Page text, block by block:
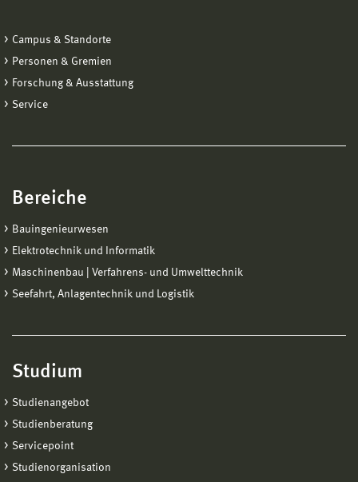
Campus & Standorte
Personen & Gremien
Forschung & Ausstattung
Service
Bereiche
Bauingenieurwesen
Elektrotechnik und Informatik
Maschinenbau | Verfahrens- und Umwelttechnik
Seefahrt, Anlagentechnik und Logistik
Studium
Studienangebot
Studienberatung
Servicepoint
Studienorganisation